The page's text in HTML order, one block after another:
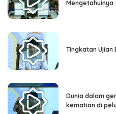
Mengetahuinya
Tingkatan Ujian
Dunia dalam
kematian di